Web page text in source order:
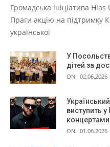
Громадська ініціатива
Праги акцію на підтримку
української
У
дітей за
ON: 02.06.2026
виступить
концертами
ON: 01.06.2026